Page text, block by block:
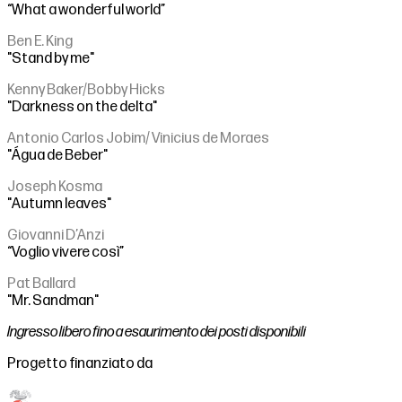
“What a wonderful world”
Ben E. King
"Stand by me"
Kenny Baker/Bobby Hicks
"Darkness on the delta"
Antonio Carlos Jobim/ Vinicius de Moraes
"Água de Beber"
Joseph Kosma
"Autumn leaves"
Giovanni D’Anzi
“Voglio vivere così”
Pat Ballard
"Mr. Sandman"
Ingresso libero fino a esaurimento dei posti disponibili
Progetto finanziato da